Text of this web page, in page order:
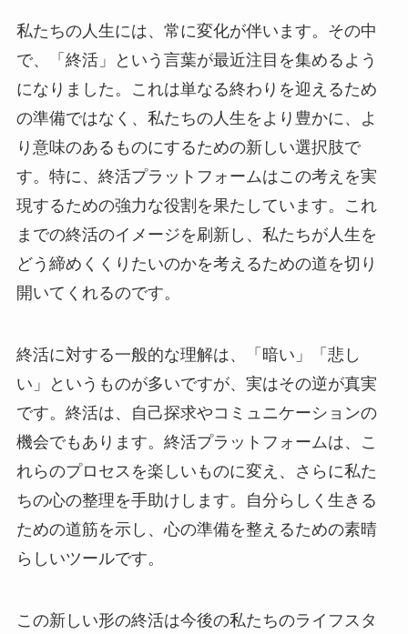
私たちの人生には、常に変化が伴います。その中
で、「終活」という言葉が最近注目を集めるよう
になりました。これは単なる終わりを迎えるため
の準備ではなく、私たちの人生をより豊かに、よ
り意味のあるものにするための新しい選択肢で
す。特に、終活プラットフォームはこの考えを実
現するための強力な役割を果たしています。これ
までの終活のイメージを刷新し、私たちが人生を
どう締めくくりたいのかを考えるための道を切り
開いてくれるのです。
終活に対する一般的な理解は、「暗い」「悲し
い」というものが多いですが、実はその逆が真実
です。終活は、自己探求やコミュニケーションの
機会でもあります。終活プラットフォームは、こ
れらのプロセスを楽しいものに変え、さらに私た
ちの心の整理を手助けします。自分らしく生きる
ための道筋を示し、心の準備を整えるための素晴
らしいツールです。
この新しい形の終活は今後の私たちのライフスタ